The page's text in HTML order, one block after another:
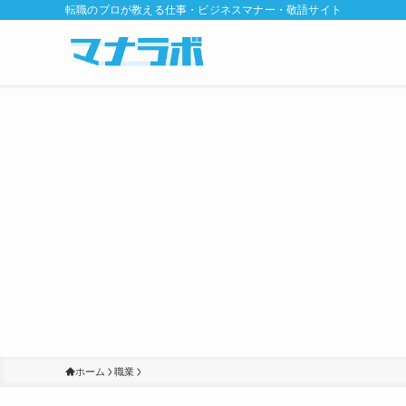
転職のプロが教える仕事・ビジネスマナー・敬語サイト
ホーム 職業